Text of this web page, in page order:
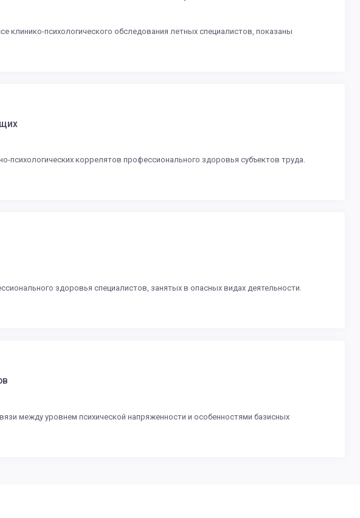
клинико-психологического обследования летных специалистов, показаны
психологических коррелятов профессионального здоровья субъектов труда.
здоровья специалистов, занятых в опасных видах деятельности.
между уровнем психической напряженности и особенностями базисных